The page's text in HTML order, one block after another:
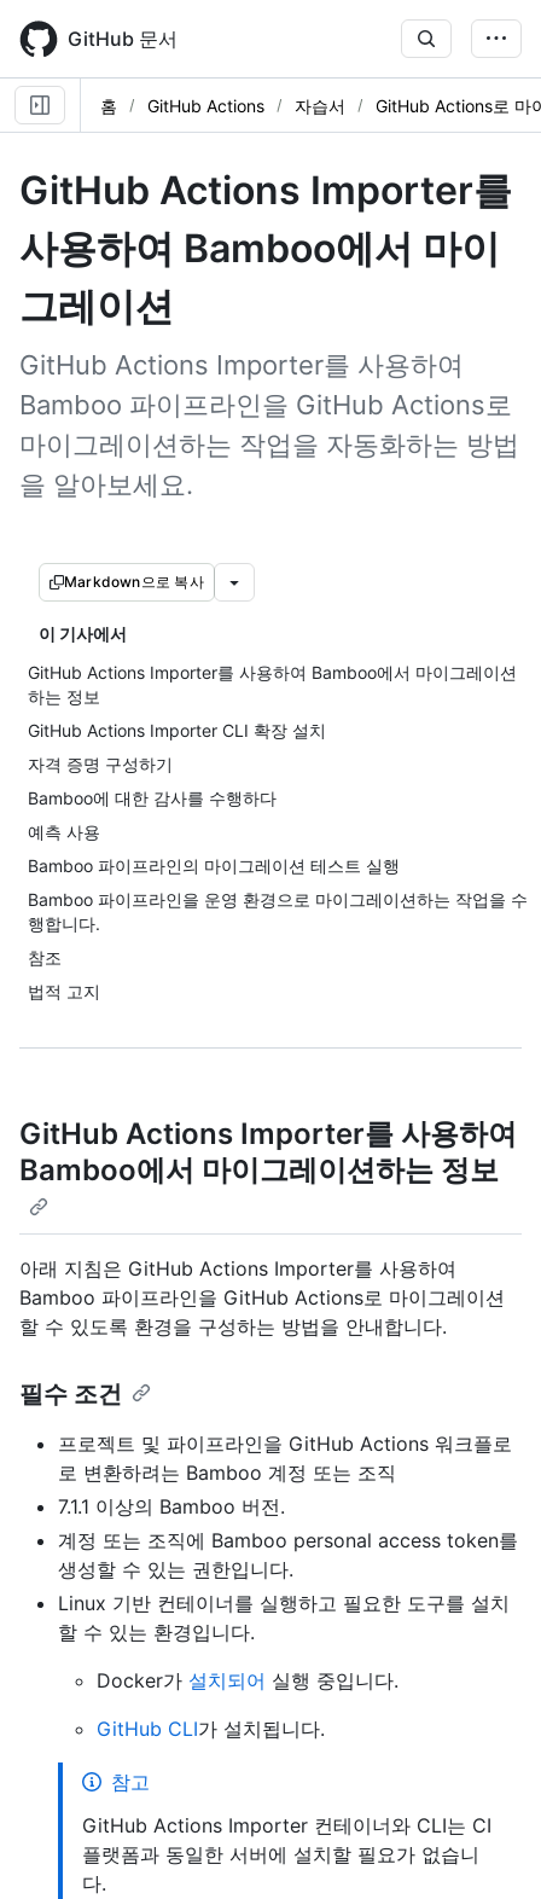
main
content
GitHub 문서
홈 GitHub Actions 자습서 GitHub Actions로 마
GitHub Actions Importer를
사용하여 Bamboo에서 마이
그레이션
GitHub Actions Importer를 사용하여
Bamboo 파이프라인을 GitHub Actions로
마이그레이션하는 작업을 자동화하는 방법
을 알아보세요.
Markdown으로 복사
이 기사에서
GitHub Actions Importer를 사용하여 Bamboo에서 마이그레이션
하는 정보
GitHub Actions Importer CLI 확장 설치
자격 증명 구성하기
Bamboo에 대한 감사를 수행하다
예측 사용
Bamboo 파이프라인의 마이그레이션 테스트 실행
Bamboo 파이프라인을 운영 환경으로 마이그레이션하는 작업을 수
행합니다.
참조
법적 고지
GitHub Actions Importer를 사용하여
Bamboo에서 마이그레이션하는 정보
아래 지침은 GitHub Actions Importer를 사용하여
Bamboo 파이프라인을 GitHub Actions로 마이그레이션
할 수 있도록 환경을 구성하는 방법을 안내합니다.
필수 조건
프로젝트 및 파이프라인을 GitHub Actions 워크플로
로 변환하려는 Bamboo 계정 또는 조직
7.1.1 이상의 Bamboo 버전.
계정 또는 조직에 Bamboo personal access token를
생성할 수 있는 권한입니다.
Linux 기반 컨테이너를 실행하고 필요한 도구를 설치
할 수 있는 환경입니다.
Docker가 설치되어 실행 중입니다.
GitHub CLI가 설치됩니다.
참고
GitHub Actions Importer 컨테이너와 CLI는 CI
플랫폼과 동일한 서버에 설치할 필요가 없습니
다.